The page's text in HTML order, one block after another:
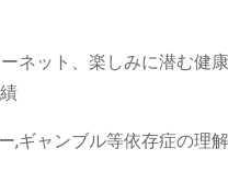
ネット、楽しみに潜む健
,ギャンブル等依存症の理